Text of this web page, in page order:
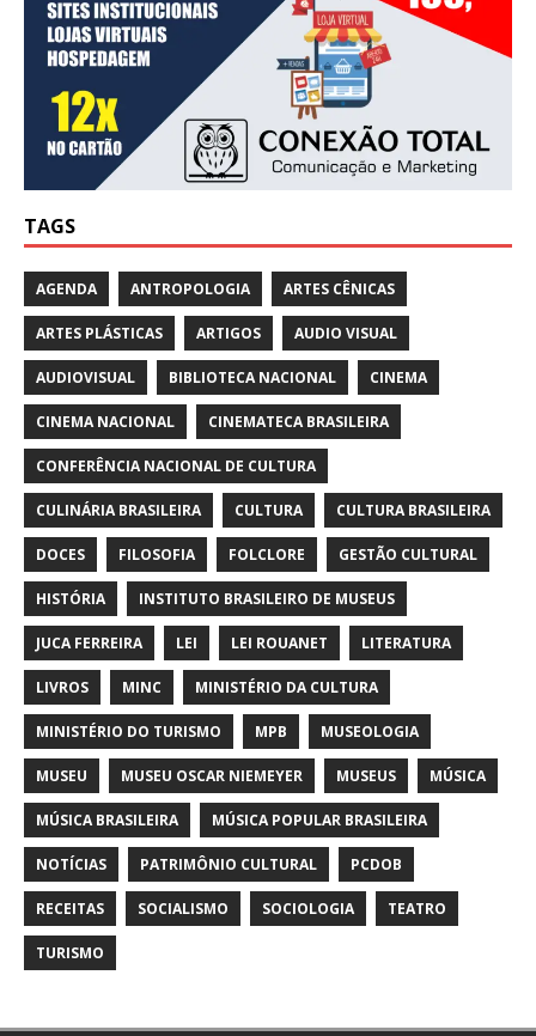
TAGS
AGENDA ANTROPOLOGIA ARTES CÊNICAS
ARTES PLÁSTICAS ARTIGOS AUDIO VISUAL
AUDIOVISUAL BIBLIOTECA NACIONAL CINEMA
CINEMA NACIONAL CINEMATECA BRASILEIRA
CONFERÊNCIA NACIONAL DE CULTURA
CULINÁRIA BRASILEIRA CULTURA CULTURA BRASILEIRA
DOCES FILOSOFIA FOLCLORE GESTÃO CULTURAL
HISTÓRIA INSTITUTO BRASILEIRO DE MUSEUS
JUCA FERREIRA LEI LEI ROUANET LITERATURA
LIVROS MINC MINISTÉRIO DA CULTURA
MINISTÉRIO DO TURISMO MPB MUSEOLOGIA
MUSEU MUSEU OSCAR NIEMEYER MUSEUS MÚSICA
MÚSICA BRASILEIRA MÚSICA POPULAR BRASILEIRA
NOTÍCIAS PATRIMÔNIO CULTURAL PCDOB
RECEITAS SOCIALISMO SOCIOLOGIA TEATRO
TURISMO